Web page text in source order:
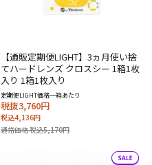
【通販定期便LIGHT】3ヵ月使い捨
てハードレンズ クロスシー 1箱1枚
入り 1箱1枚入り
定期便LIGHT価格一箱あたり
税抜3,760円
税込4,136円
通常価格 税込5,170円